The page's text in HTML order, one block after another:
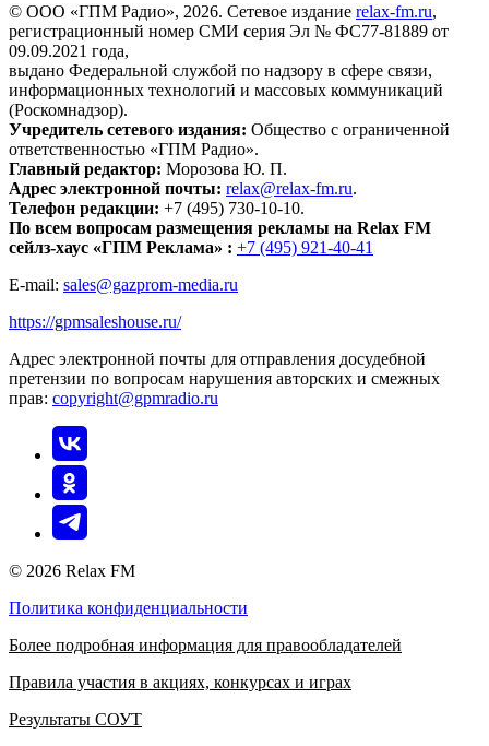
© ООО «ГПМ Радио», 2026. Сетевое издание relax-fm.ru,
регистрационный номер СМИ серия Эл № ФС77-81889 от
09.09.2021 года,
выдано Федеральной службой по надзору в сфере связи,
информационных технологий и массовых коммуникаций
(Роскомнадзор).
Учредитель сетевого издания: Общество с ограниченной
ответственностью «ГПМ Радио».
Главный редактор: Морозова Ю. П.
Адрес электронной почты: relax@relax-fm.ru.
Телефон редакции: +7 (495) 730-10-10.
По всем вопросам размещения рекламы на Relax FM
сейлз-хаус «ГПМ Реклама» : +7 (495) 921-40-41
E-mail: sales@gazprom-media.ru
https://gpmsaleshouse.ru/
Адрес электронной почты для отправления досудебной
претензии по вопросам нарушения авторских и смежных
прав: copyright@gpmradio.ru
© 2026 Relax FM
Политика конфиденциальности
Более подробная информация для правообладателей
Правила участия в акциях, конкурсах и играх
Результаты СОУТ